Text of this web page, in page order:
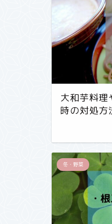
大和芋料理
時の対処方
冬・野菜